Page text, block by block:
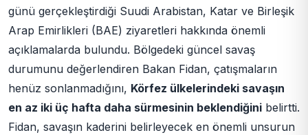
günü gerçekleştirdiği Suudi Arabistan, Katar ve Birleşik
Arap Emirlikleri (BAE) ziyaretleri hakkında önemli
açıklamalarda bulundu. Bölgedeki güncel savaş
durumunu değerlendiren Bakan Fidan, çatışmaların
henüz sonlanmadığını, Körfez ülkelerindeki savaşın
en az iki üç hafta daha sürmesinin beklendiğini belirtti.
Fidan, savaşın kaderini belirleyecek en önemli unsurun